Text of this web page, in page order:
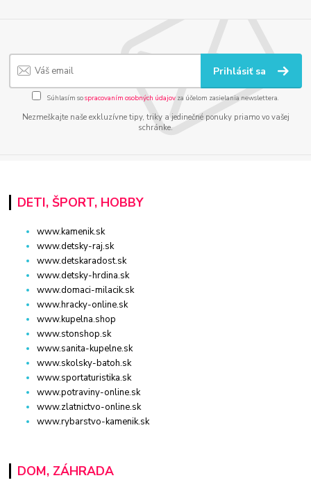
Prihlásiť sa
Súhlasím sospracovaním osobných údajov za účelom zasielania newslettera.
Nezmeškajte naše exkluzívne tipy, triky a jedinečné ponuky priamo vo vašej
schránke.
DETI, ŠPORT, HOBBY
www.kamenik.sk
www.detsky-raj.sk
www.detskaradost.sk
www.detsky-hrdina.sk
www.domaci-milacik.sk
www.hracky-online.sk
www.kupelna.shop
www.stonshop.sk
www.sanita-kupelne.sk
www.skolsky-batoh.sk
www.sportaturistika.sk
www.potraviny-online.sk
www.zlatnictvo-online.sk
www.rybarstvo-kamenik.sk
DOM, ZÁHRADA